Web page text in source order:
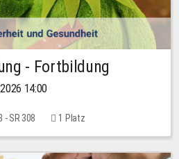
- Fortbildung
14:00
- SR 308 1 Platz